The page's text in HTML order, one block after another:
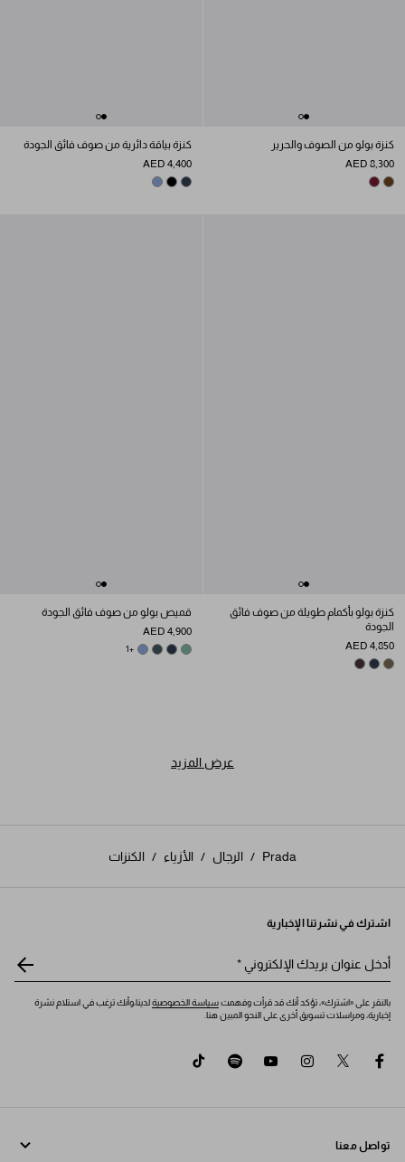
كنزة بولو من الصوف والحرير
AED 8,300
MUD
BURGUNDY
كنزة بياقة دائرية من صوف فائق الجودة
AED 4,400
NAVY
BLACK
AVIATOR BLUE
كنزة بولو بأكمام طويلة من صوف فائق
الجودة
AED 4,850
FOREST GREEN
NAVY
DARK BROWN
قميص بولو من صوف فائق الجودة
AED 4,900
SAGE GREEN
NAVY
BOTTLE GREEN
AVIATOR BLUE
+1
عرض المزيد
Prada
/ الرجال / الأزياء / الكنزات
اشترك في نشرتنا الإخبارية
أدخل عنوان بريدك الإلكتروني *
بالنقر على «اشترك»، تؤكد أنك قد قرأت وفهمتسياسة الخصوصيةلدينا،وأنك ترغب في استلام نشرة
إخبارية، ومراسلات تسويق أخرى على النحو المبين هنا.
facebook
twitter
instagram
youtube
spotify
تواصل معنا